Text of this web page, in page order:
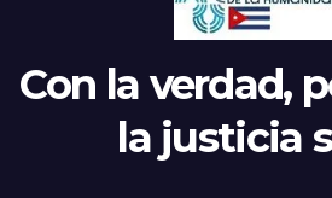
Con la verdad,
la justicia